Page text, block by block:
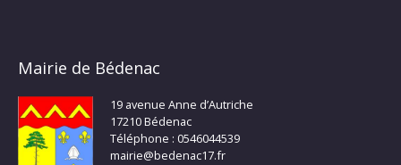
Mairie de Bédenac
19 avenue Anne d’Autriche
17210 Bédenac
Téléphone : 0546044539
mairie@bedenac17.fr